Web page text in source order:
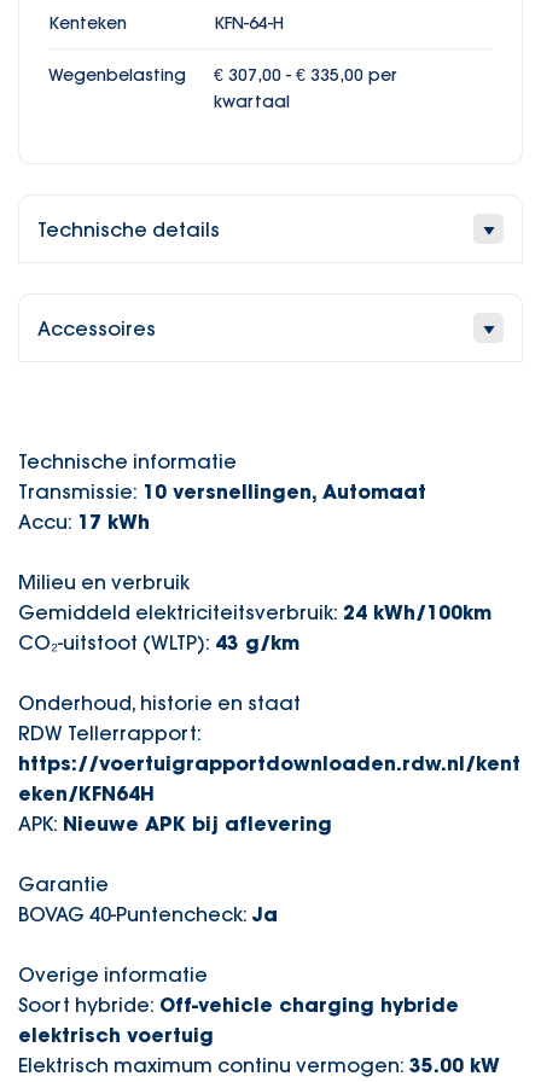
Kenteken KFN-64-H
Wegenbelasting
€ 307,00 - € 335,00 per
kwartaal
Technische details
Accessoires
Technische informatie
Transmissie: 10 versnellingen, Automaat
Accu: 17 kWh
Milieu en verbruik
Gemiddeld elektriciteitsverbruik: 24 kWh/100km
CO₂-uitstoot (WLTP): 43 g/km
Onderhoud, historie en staat
RDW Tellerrapport:
https://voertuigrapportdownloaden.rdw.nl/kent
eken/KFN64H
APK: Nieuwe APK bij aflevering
Garantie
BOVAG 40-Puntencheck: Ja
Overige informatie
Soort hybride: Off-vehicle charging hybride
elektrisch voertuig
Elektrisch maximum continu vermogen: 35.00 kW